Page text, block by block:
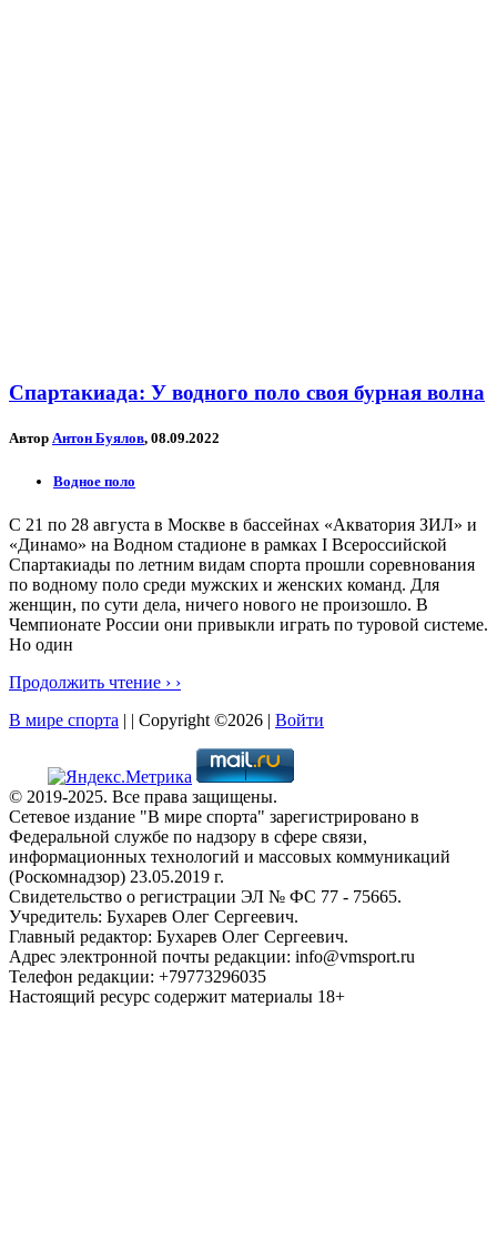
Спартакиада: У водного поло своя бурная волна
Автор Антон Буялов, 08.09.2022
Водное поло
С 21 по 28 августа в Москве в бассейнах «Акватория ЗИЛ» и
«Динамо» на Водном стадионе в рамках I Всероссийской
Спартакиады по летним видам спорта прошли соревнования
по водному поло среди мужских и женских команд. Для
женщин, по сути дела, ничего нового не произошло. В
Чемпионате России они привыкли играть по туровой системе.
Но один
Продолжить чтение › ›
В мире спорта | | Copyright ©2026 | Войти
© 2019-2025. Все права защищены.
Сетевое издание "В мире спорта" зарегистрировано в
Федеральной службе по надзору в сфере связи,
информационных технологий и массовых коммуникаций
(Роскомнадзор) 23.05.2019 г.
Свидетельство о регистрации ЭЛ № ФС 77 - 75665.
Учредитель: Бухарев Олег Сергеевич.
Главный редактор: Бухарев Олег Сергеевич.
Адрес электронной почты редакции: info@vmsport.ru
Телефон редакции: +79773296035
Настоящий ресурс содержит материалы 18+